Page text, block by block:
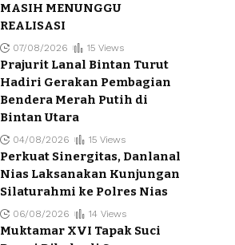
MASIH MENUNGGU
REALISASI
07/08/2026 15 Views
Prajurit Lanal Bintan Turut
Hadiri Gerakan Pembagian
Bendera Merah Putih di
Bintan Utara
04/08/2026 15 Views
Perkuat Sinergitas, Danlanal
Nias Laksanakan Kunjungan
Silaturahmi ke Polres Nias
06/08/2026 14 Views
Muktamar XVI Tapak Suci